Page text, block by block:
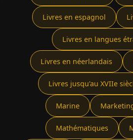
Livres en espagnol
Livres en langues
Livres en néerlandais
Livres jusqu'au XVIIe
Marine
Mathématiques